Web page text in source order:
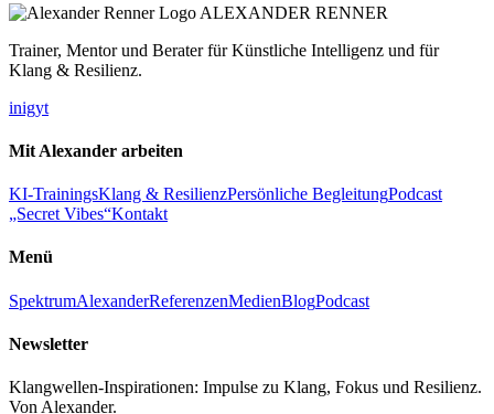
ALEXANDER RENNER
Trainer, Mentor und Berater für Künstliche Intelligenz und für
Klang & Resilienz.
inigyt
Mit Alexander arbeiten
KI-TrainingsKlang & ResilienzPersönliche BegleitungPodcast
„Secret Vibes“Kontakt
Menü
SpektrumAlexanderReferenzenMedienBlogPodcast
Newsletter
Klangwellen-Inspirationen: Impulse zu Klang, Fokus und Resilienz.
Von Alexander.